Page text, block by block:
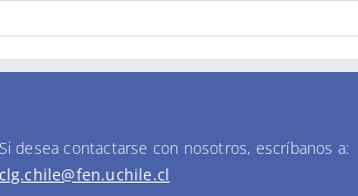
Si desea contactarse con nosotros, escríbanos a:
clg.chile@fen.uchile.cl